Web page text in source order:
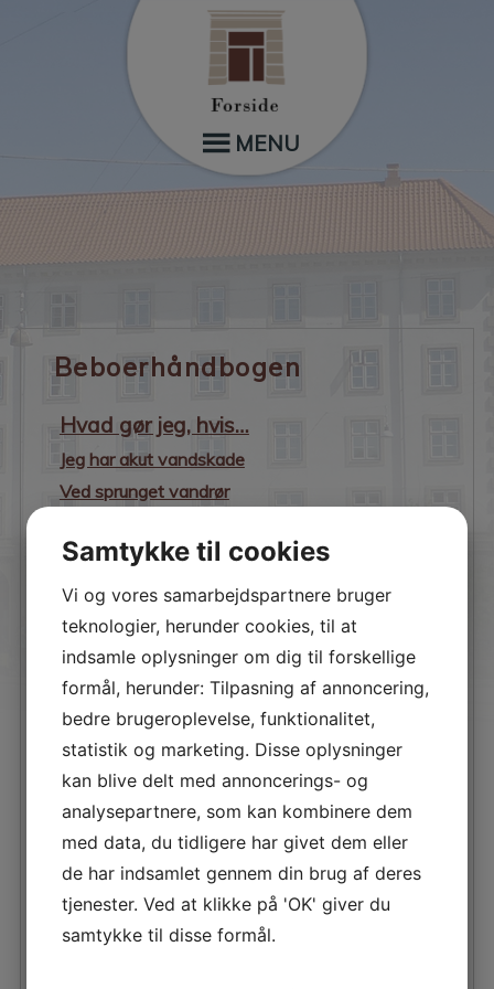
MENU
Beboerhåndbogen
Hvad gør jeg, hvis…
Jeg har akut vandskade
Ved sprunget vandrør
Varmeapparatet virker ikke
Der mangler belysning på trappe eller kælder
Jeg har fugt på indersiden af ruderne
Jeg har fugt imellem ruderne
Jeg gerne vil leje et ekstra kælderrum
jeg vil bruge fællesgrillen eller der mangler gas
Jeg gerne vil leje et ekstra kælderrum
Ekstra nøglebrik
Der er manglende tryk på vandet
Jeg gerne vil vedligeholde min altan
Dette skal jeg gøre, hvis…
Jeg konstaterer skimmelsvamp i min lejlighed
Samtykke til cookies
Vi og vores samarbejdspartnere bruger
teknologier, herunder cookies, til at
indsamle oplysninger om dig til forskellige
formål, herunder: Tilpasning af annoncering,
bedre brugeroplevelse, funktionalitet,
statistik og marketing. Disse oplysninger
kan blive delt med annoncerings- og
analysepartnere, som kan kombinere dem
med data, du tidligere har givet dem eller
de har indsamlet gennem din brug af deres
tjenester. Ved at klikke på 'OK' giver du
samtykke til disse formål.